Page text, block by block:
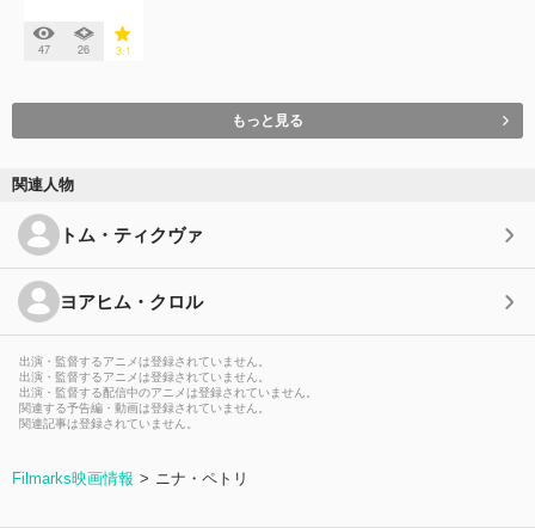
47 26 3.1
もっと見る
関連人物
トム・ティクヴァ
ヨアヒム・クロル
出演・監督するアニメは登録されていません。
出演・監督するアニメは登録されていません。
出演・監督する配信中のアニメは登録されていません。
関連する予告編・動画は登録されていません。
関連記事は登録されていません。
Filmarks映画情報 ニナ・ペトリ